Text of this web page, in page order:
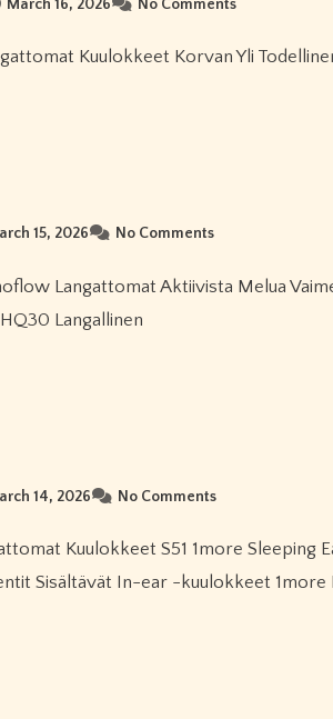
March 16, 2026 No Comments
Kuulokkeet Korvan Yli
15, 2026 No Comments
Langallinen
14, 2026 No Comments
Sisältävät In-ear -kuulokkeet